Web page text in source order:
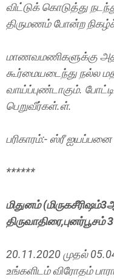
விட்டுக் கொடுத்து
திருமணம் போன்ற
மாணவமணிகளுக்கு
கூர்மையடைந்து நல்ல
வாய்ப்புண்டாகும்.
பெறுவீர்கள்.ள்.
பரிகாரம்:- ஸ்ரீ ஐயப்பனை
******
மிதுனம்
20.11.2020 முதல்
உங்களிடம் விரோதம்